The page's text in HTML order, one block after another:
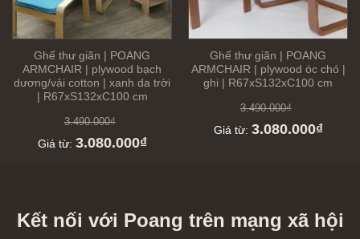
Ghế thư giãn | POANG
ARMCHAIR | plywood bạch
dương/vải cotton | xanh da trời
| R67xS132xC100 cm
3.490.000₫
Giá từ: 3.080.000₫
Ghế thư giãn | POANG
ARMCHAIR | plywood óc chó |
ghi | R67xS132xC100 cm
3.490.000₫
Giá từ: 3.080.000₫
Kết nối với Poang trên mạng xã hội